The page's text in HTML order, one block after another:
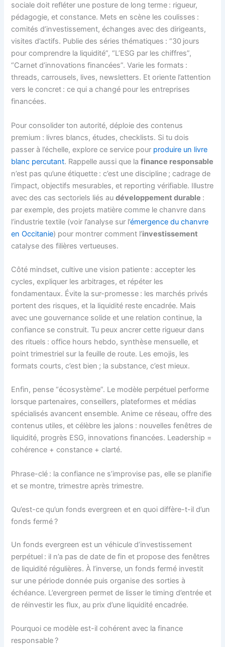
sociale doit refléter une posture de long terme : rigueur,
pédagogie, et constance. Mets en scène les coulisses :
comités d’investissement, échanges avec des dirigeants,
visites d’actifs. Publie des séries thématiques : “30 jours
pour comprendre la liquidité”, “L’ESG par les chiffres”,
“Carnet d’innovations financées”. Varie les formats :
threads, carrousels, lives, newsletters. Et oriente l’attention
vers le concret : ce qui a changé pour les entreprises
financées.
Pour consolider ton autorité, déploie des contenus
premium : livres blancs, études, checklists. Si tu dois
passer à l’échelle, explore ce service pour produire un livre
blanc percutant. Rappelle aussi que lafinance responsable
n’est pas qu’une étiquette : c’est une discipline ; cadrage de
l’impact, objectifs mesurables, et reporting vérifiable. Illustre
avec des cas sectoriels liés audéveloppement durable :
par exemple, des projets matière comme le chanvre dans
l’industrie textile (voir l’analyse sur l’émergence du chanvre
en Occitanie) pour montrer comment l’investissement
catalyse des filières vertueuses.
Côté mindset, cultive une vision patiente : accepter les
cycles, expliquer les arbitrages, et répéter les
fondamentaux. Évite la sur-promesse : les marchés privés
portent des risques, et la liquidité reste encadrée. Mais
avec une gouvernance solide et une relation continue, la
confiance se construit. Tu peux ancrer cette rigueur dans
des rituels : office hours hebdo, synthèse mensuelle, et
point trimestriel sur la feuille de route. Les emojis, les
formats courts, c’est bien ; la substance, c’est mieux.
Enfin, pense “écosystème”. Le modèle perpétuel performe
lorsque partenaires, conseillers, plateformes et médias
spécialisés avancent ensemble. Anime ce réseau, offre des
contenus utiles, et célèbre les jalons : nouvelles fenêtres de
liquidité, progrès ESG, innovations financées. Leadership =
cohérence + constance + clarté.
Phrase-clé : la confiance ne s’improvise pas, elle se planifie
et se montre, trimestre après trimestre.
Qu’est-ce qu’un fonds evergreen et en quoi diffère-t-il d’un
fonds fermé ?
Un fonds evergreen est un véhicule d’investissement
perpétuel : il n’a pas de date de fin et propose des fenêtres
de liquidité régulières. À l’inverse, un fonds fermé investit
sur une période donnée puis organise des sorties à
échéance. L’evergreen permet de lisser le timing d’entrée et
de réinvestir les flux, au prix d’une liquidité encadrée.
Pourquoi ce modèle est-il cohérent avec la finance
responsable ?